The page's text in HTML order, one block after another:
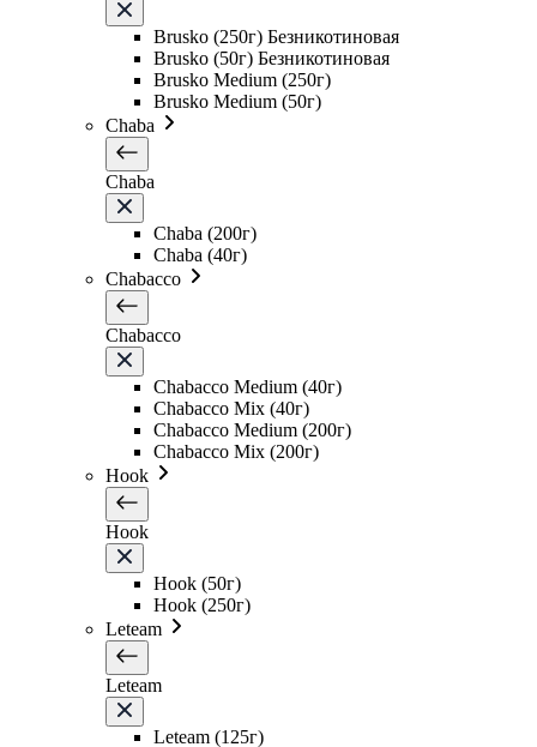
Brusko (250г) Безникотиновая
Brusko (50г) Безникотиновая
Brusko Medium (250г)
Brusko Medium (50г)
Chaba
Chaba
Chaba (200г)
Chaba (40г)
Chabacco
Chabacco
Chabacco Medium (40г)
Chabacco Mix (40г)
Chabacco Medium (200г)
Chabacco Mix (200г)
Hook
Hook
Hook (50г)
Hook (250г)
Leteam
Leteam
Leteam (125г)